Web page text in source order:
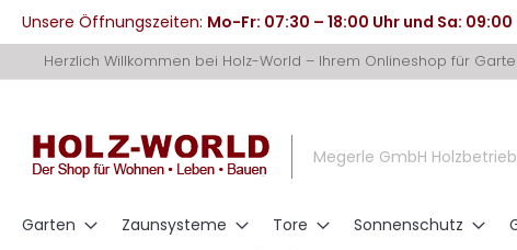
Unsere Öffnungszeiten: Mo-Fr: 07:30 – 18:00 Uhr und Sa: 09:00
zum
Herzlich Willkommen bei Holz-World – Ihrem Onlineshop für
Megerle GmbH
Garten Zaunsysteme Tore Sonnenschutz